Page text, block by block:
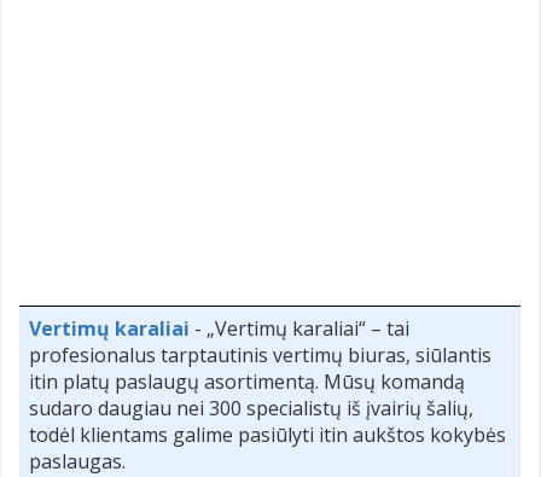
Vertimų karaliai - „Vertimų karaliai“ – tai
profesionalus tarptautinis vertimų biuras, siūlantis
itin platų paslaugų asortimentą. Mūsų komandą
sudaro daugiau nei 300 specialistų iš įvairių šalių,
todėl klientams galime pasiūlyti itin aukštos kokybės
paslaugas.